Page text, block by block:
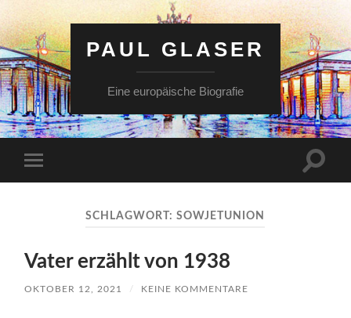
PAUL GLASER
Eine europäische Biografie
Menü
SCHLAGWORT:SOWJETUNION
Vater erzählt von 1938
OKTOBER 12, 2021 / KEINE KOMMENTARE